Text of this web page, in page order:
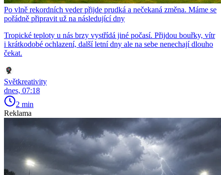
Po vlně rekordních veder přijde prudká a nečekaná změna. Máme se
pořádně připravit už na následující dny
Tropické teploty u nás brzy vystřídá jiné počasí. Přijdou bouřky, vítr
i krátkodobé ochlazení, další letní dny ale na sebe nenechají dlouho
čekat.
Světkreativity
dnes, 07:18
2 min
Reklama